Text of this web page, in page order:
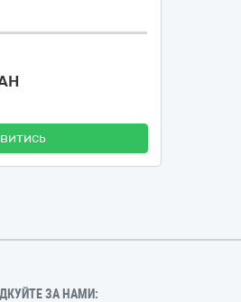
ЗА НАМИ: